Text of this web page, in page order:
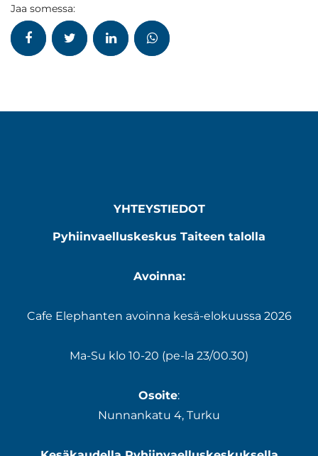
Jaa somessa:
YHTEYSTIEDOT
Pyhiinvaelluskeskus Taiteen talolla
Avoinna:
Cafe Elephanten avoinna kesä-elokuussa 2026
Ma-Su klo 10-20 (pe-la 23/00.30)
Osoite:
Nunnankatu 4, Turku